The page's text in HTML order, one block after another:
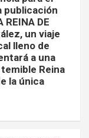
publicación
DE
un viaje
lleno de
a una
Reina
la única